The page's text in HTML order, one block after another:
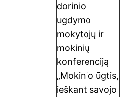
dorinio
ugdymo
mokytojų ir
mokinių
konferenciją
„Mokinio ūgtis,
ieškant savojo